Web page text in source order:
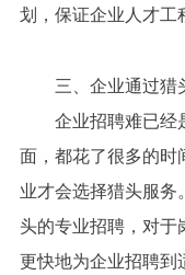
划，保证企业人才工
三、企业通过猎头
企业招聘难已经是
面，都花了很多的时
业才会选择猎头服务
头的专业招聘，对于
更快地为企业招聘到